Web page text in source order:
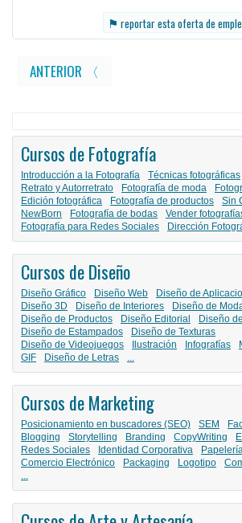
⚑ reportar esta oferta de
ANTERIOR 〈
Cursos de Fotografía
Introducción a la Fotografía
Técnicas fotográficas
Retrato y Autorretrato
Fotografía de moda
Edición fotográfica
Fotografía de productos Sin
NewBorn
Fotografía de bodas
Vender
Fotografía para Redes Sociales
Dirección
Cursos de Diseño
Diseño Gráfico Diseño Web
Diseño de
Diseño 3D
Diseño de Interiores
Diseño de
Diseño de Productos
Diseño Editorial
Diseño
Diseño de Estampados
Diseño de Texturas
Diseño de Videojuegos
Ilustración Infografías
GIF
Diseño de Letras ...
Cursos de Marketing
Posicionamiento en buscadores (SEO) SEM
Blogging
Storytelling Branding CopyWriting
Redes Sociales
Identidad Corporativa
Comercio Electrónico
Packaging Logotipo
...